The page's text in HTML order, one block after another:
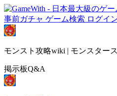
事前ガチャ ゲーム検索 ログイ
モンスト攻略wiki | モンスター
掲示板Q&A